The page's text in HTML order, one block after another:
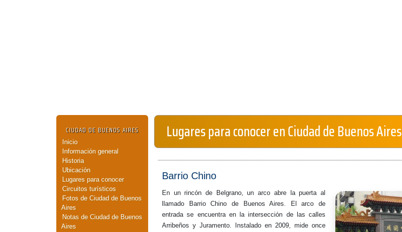
CIUDAD DE BUENOS AIRES
Inicio
Información general
Historia
Ubicación
Lugares para conocer
Circuitos turísticos
Fotos de Ciudad de Buenos
Aires
Notas de Ciudad de Buenos
Aires
Lugares para conocer en Ciudad de Buenos Aires
Barrio Chino
En un rincón de Belgrano, un arco abre la puerta al
llamado Barrio Chino de Buenos Aires. El arco de
entrada se encuentra en la intersección de las calles
Arribeños y Juramento. Instalado en 2009, mide once